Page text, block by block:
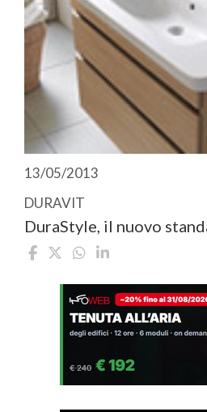
13/05/2013
DURAVIT
DuraStyle, il nuovo